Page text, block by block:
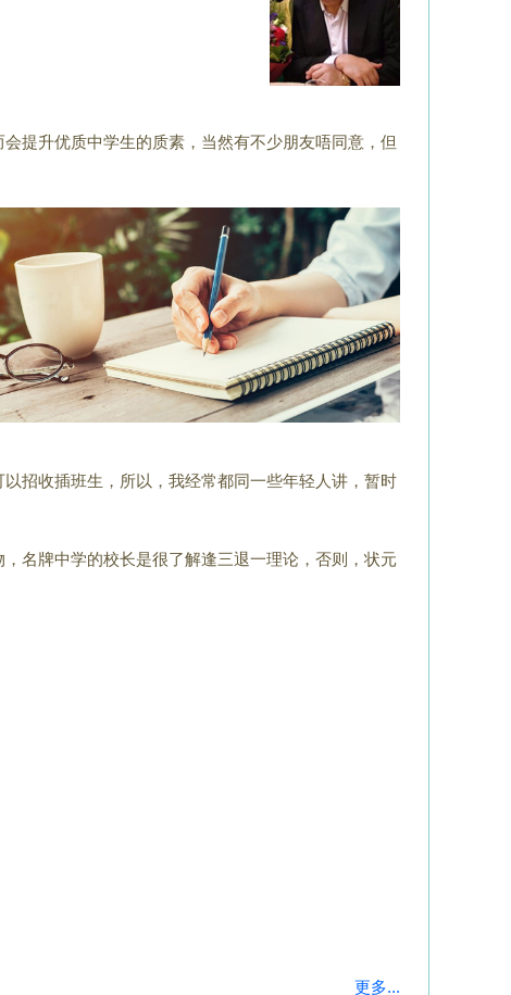
提升优质中学生的质素，当然有不少朋友唔同意，但
招收插班生，所以， 我经常都同一些年轻人讲，暂时
名牌中学的校长是很了解逢三退一理论，否则， 状元
更多...